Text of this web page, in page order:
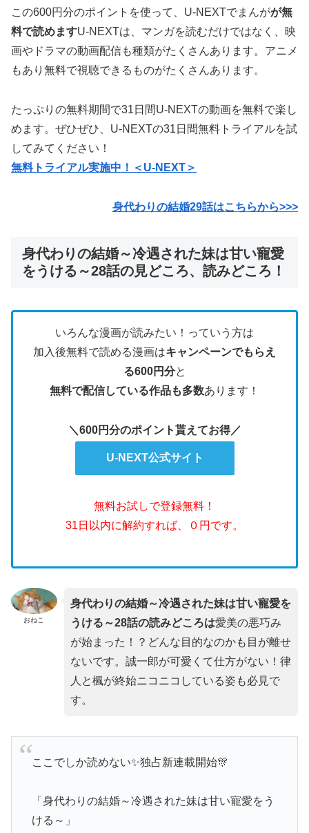
この600円分のポイントを使って、U-NEXTでまんがが無
料で読めますU-NEXTは、マンガを読むだけではなく、映
画やドラマの動画配信も種類がたくさんあります。アニメ
もあり無料で視聴できるものがたくさんあります。
たっぷりの無料期間で31日間U-NEXTの動画を無料で楽し
めます。ぜひぜひ、U-NEXTの31日間無料トライアルを試
してみてください！
無料トライアル実施中！＜U-NEXT＞
身代わりの結婚29話はこちらから>>>
身代わりの結婚～冷遇された妹は甘い寵愛
をうける～28話の見どころ、読みどころ！
いろんな漫画が読みたい！っていう方は
加入後無料で読める漫画はキャンペーンでもらえ
る600円分と
無料で配信している作品も多数あります！
＼600円分のポイント貰えてお得／
U-NEXT公式サイト
無料お試しで登録無料！
31日以内に解約すれば、０円です。
おねこ
身代わりの結婚～冷遇された妹は甘い寵愛を
うける～28話の読みどころは愛美の悪巧み
が始まった！？どんな目的なのかも目が離せ
ないです。誠一郎が可愛くて仕方がない！律
人と楓が終始ニコニコしている姿も必見で
す。
ここでしか読めない✨独占新連載開始🎊
「身代わりの結婚～冷遇された妹は甘い寵愛をう
ける～」